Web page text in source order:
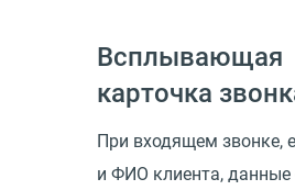
Всплывающая
карточка
При входящем звонке,
и ФИО клиента,